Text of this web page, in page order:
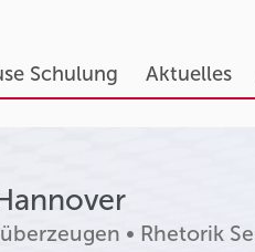
Schulung Aktuelles
• Rhetorik